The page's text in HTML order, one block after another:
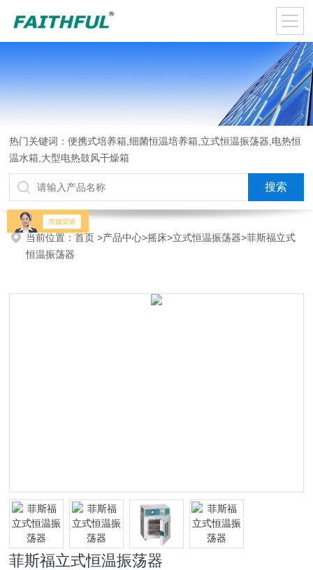
热门关键词：便携式培养箱,细菌恒温培养箱,立式恒温振荡器,电热恒
温水箱,大型电热鼓风干燥箱
当前位置：首页>产品中心>摇床>立式恒温振荡器>菲斯福立式
恒温振荡器
菲斯福立式恒温振荡器